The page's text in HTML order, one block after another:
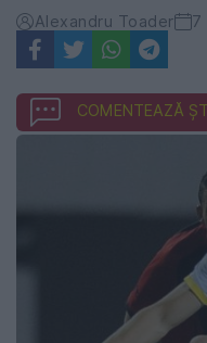
Alexandru Toader 7
COMENTEAZĂ